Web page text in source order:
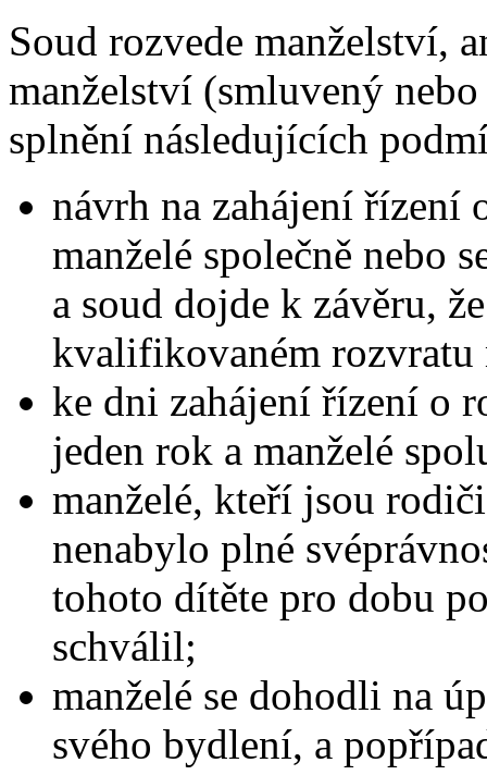
Soud rozvede manželství,
manželství (smluvený
splnění následujících
návrh na zahájení řízení
manželé společně nebo
a soud dojde k závěru,
kvalifikovaném
ke dni zahájení řízení o
jeden rok a manželé
manželé, kteří jsou
nenabylo plné
tohoto dítěte pro dobu
schválil;
manželé se dohodli na
svého bydlení, a